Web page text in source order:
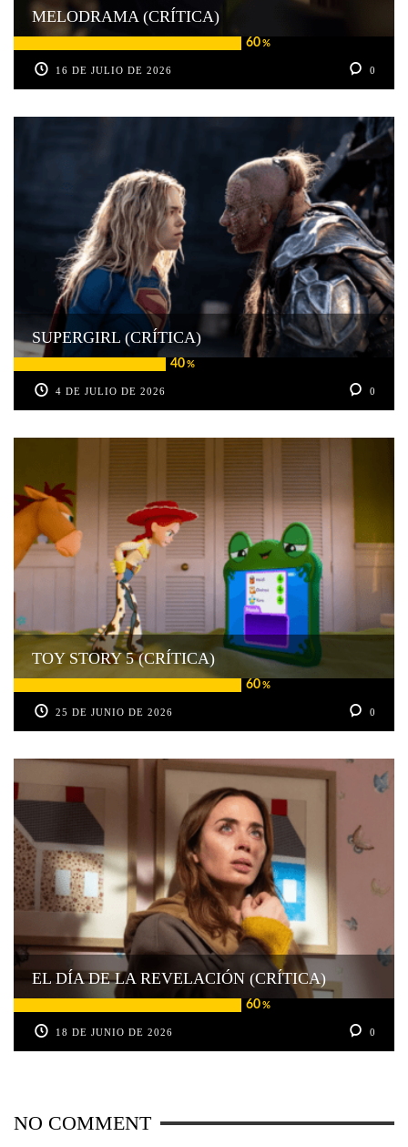
60%
MELODRAMA (CRÍTICA)
16 DE JULIO DE 2026 0
40%
SUPERGIRL (CRÍTICA)
4 DE JULIO DE 2026 0
60%
TOY STORY 5 (CRÍTICA)
25 DE JUNIO DE 2026 0
60%
EL DÍA DE LA REVELACIÓN (CRÍTICA)
18 DE JUNIO DE 2026 0
NO COMMENT